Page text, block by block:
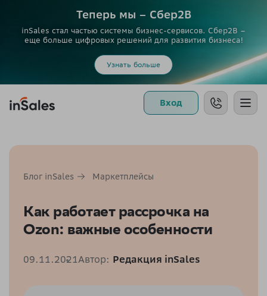
Теперь мы – Сбер2B
inSales стал частью системы бизнес-сервисов. Сбер2В –
еще больше цифровых решений для развития бизнеса!
Узнать больше
Вход
Блог inSales Маркетплейсы
Как работает рассрочка на
Ozon: важные особенности
09.11.2021Автор: Редакция inSales